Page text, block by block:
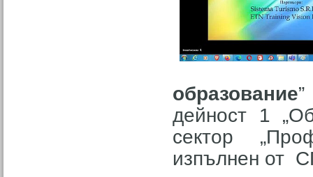
образование
дейност 1
сектор
изпълнен от